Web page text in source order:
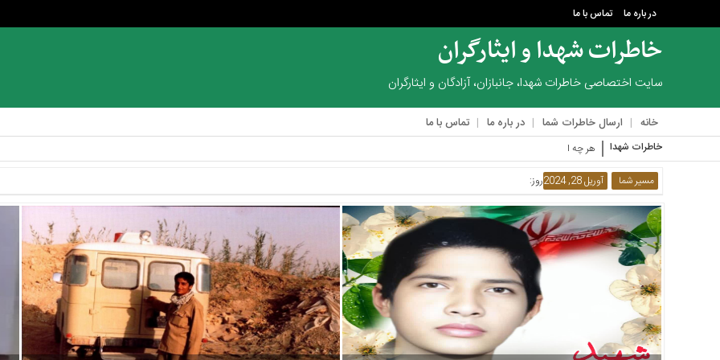
در باره ما تماس با ما
خاطرات شهدا و ایثارگران
سایت اختصاصی خاطرات شهدا، جانبازان، آزادگان و ایثارگران
خانه ارسال خاطرات شما در باره ما تماس با ما
در
ما
تماس
خاطرات شهدا هر چه از مجروح‌ها در لیست‌مان مانده
مسیر شما روز: آوریل 28, 2024